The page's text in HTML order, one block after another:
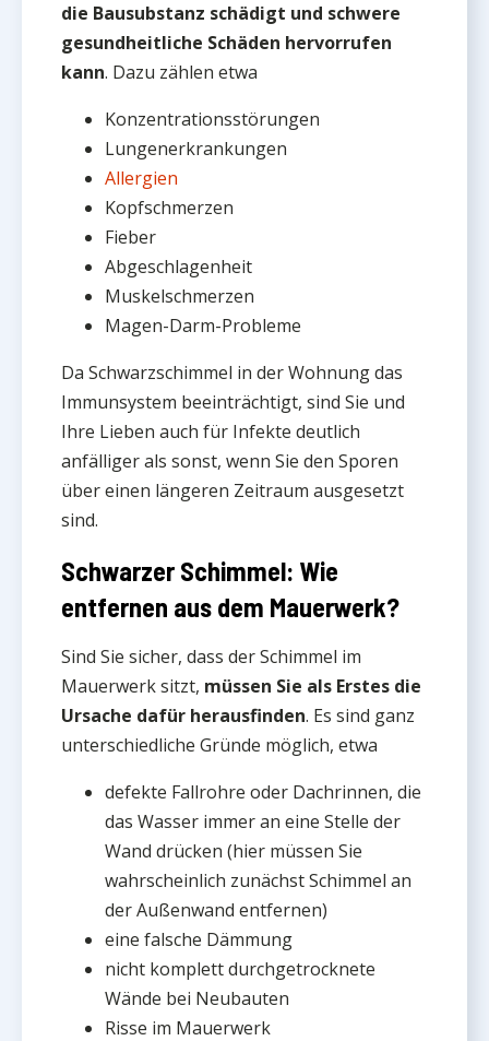
die Bausubstanz schädigt und schwere
gesundheitliche Schäden hervorrufen
kann. Dazu zählen etwa
Konzentrationsstörungen
Lungenerkrankungen
Allergien
Kopfschmerzen
Fieber
Abgeschlagenheit
Muskelschmerzen
Magen-Darm-Probleme
Da Schwarzschimmel in der Wohnung das
Immunsystem beeinträchtigt, sind Sie und
Ihre Lieben auch für Infekte deutlich
anfälliger als sonst, wenn Sie den Sporen
über einen längeren Zeitraum ausgesetzt
sind.
Schwarzer Schimmel: Wie
entfernen aus dem Mauerwerk?
Sind Sie sicher, dass der Schimmel im
Mauerwerk sitzt, müssen Sie als Erstes die
Ursache dafür herausfinden. Es sind ganz
unterschiedliche Gründe möglich, etwa
defekte Fallrohre oder Dachrinnen, die
das Wasser immer an eine Stelle der
Wand drücken (hier müssen Sie
wahrscheinlich zunächst Schimmel an
der Außenwand entfernen)
eine falsche Dämmung
nicht komplett durchgetrocknete
Wände bei Neubauten
Risse im Mauerwerk